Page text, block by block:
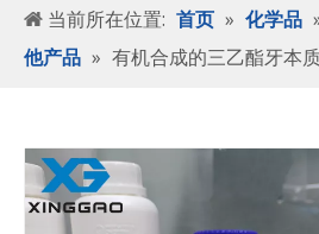
当前所在位置: 首页 » 化学品
他产品 » 有机合成的三乙酯牙本